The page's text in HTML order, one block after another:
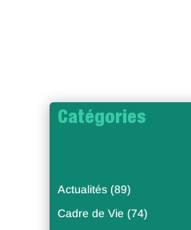
Catégories
Actualités(89)
Cadre de Vie(74)